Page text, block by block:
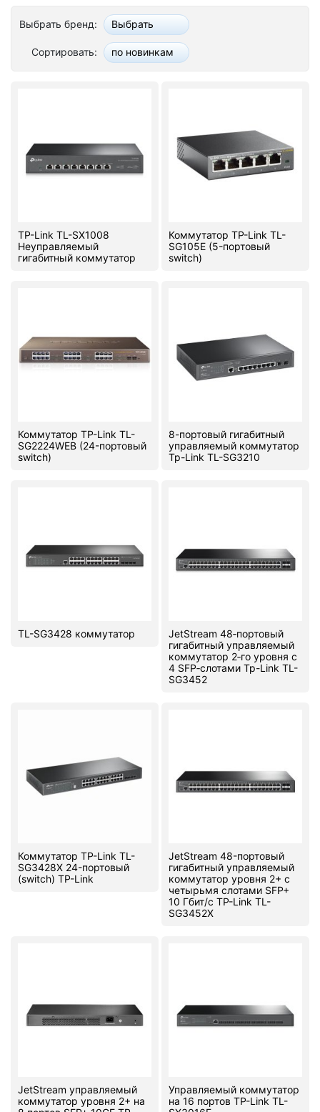
Выбрать бренд: Выбрать
Сортировать: по новинкам
TP-Link TL-SX1008
Неуправляемый
гигабитный коммутатор
Коммутатор TP-Link TL-
SG105E (5-портовый
switch)
Коммутатор TP-Link TL-
SG2224WEB (24-портовый
switch)
8-портовый гигабитный
управляемый коммутатор
Tp-Link TL-SG3210
TL-SG3428 коммутатор
JetStream 48‑портовый
гигабитный управляемый
коммутатор 2‑го уровня с
4 SFP‑слотами Tp-Link TL-
SG3452
Коммутатор TP-Link TL-
SG3428X 24-портовый
(switch) TP-Link
JetStream 48-портовый
гигабитный управляемый
коммутатор уровня 2+ с
четырьмя слотами SFP+
10 Гбит/с TP-Link TL-
SG3452X
JetStream управляемый
коммутатор уровня 2+ на
Управляемый коммутатор
на 16 портов TP-Link TL-